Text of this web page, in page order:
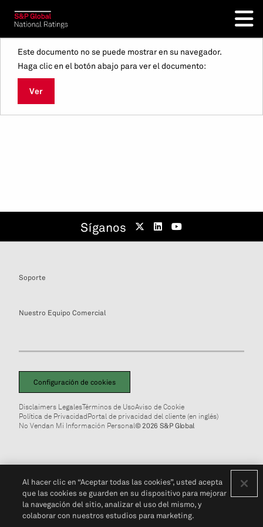
Este documento no se puede mostrar en su navegador.
Haga clic en el botón abajo para ver el documento:
Ver
Síganos
Soporte
Nuestro Equipo Comercial
Configuración de cookies
Disclaimers LegalesTérminos de UsoAviso de Cookie
Política de PrivacidadPortal de privacidad del cliente (en inglés)
No Vendan Mi Información Personal© 2026 S&P Global
Al hacer clic en “Aceptar todas las cookies”, usted acepta
que las cookies se guarden en su dispositivo para mejorar
la navegación del sitio, analizar el uso del mismo, y
colaborar con nuestros estudios para marketing.